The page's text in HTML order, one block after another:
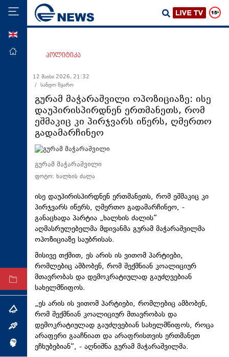
მთავარი
ეკონომიკა
მსოფლიო
ჯანდაცვა
საზოგადოება
სამართალი
კულტურა
სპორტი
ტექნოლოგიები
ტაბლოიდი
არქივი
ინტერვიუ
ინქვიზიცია
პოლიტიკა
12 მაისი 2026, 21:32
/ სანდო წყარო
გურამ მაჭარაშვილი ოპოზიციაზე: ისე
დაუპირისპირდნენ ერთმანეთს, რომ
ეშმაკიც კი პირჯვარს იწერს, ღმერთო
გადამარჩინეო
გურამ მაჭარაშვილი
ფოტო: ხალხის ძალა
ისე დაუპირისპირდნენ ერთმანეთს, რომ ეშმაკიც კი
პირჯვარს იწერს, ღმერთო გადამარჩინეო, -
განაცხადა პარტია „ხალხის ძალის“
აღმასრულებელმა მდივანმა გურამ მაჭარაშვილმა
ოპოზიციაზე საუბრისას.
მისივე თქმით, ეს არის ის ვითომ პარტიები,
რომლებიც ამბობენ, რომ შექმნიან კოალიციურ
მთავრობას და დემოკრატიულად გაუძღვებიან
სახელმწიფოს.
„ეს არის ის ვითომ პარტიები, რომლებიც ამბობენ,
რომ შექმნიან კოალიციურ მთავრობას და
დემოკრატიულად გაუძღვებიან სახელმწიფოს, როცა
არაფერი გააჩნიათ და არაფრისთვის ერთმანეთ
ეჩხუბებიან“, - აღნიშნა გურამ მაჭარაშვილმა.